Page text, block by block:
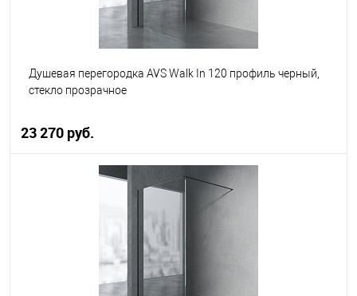
Душевая перегородка AVS Walk In 120 профиль черный,
стекло прозрачное
23 270 руб.
В корзину